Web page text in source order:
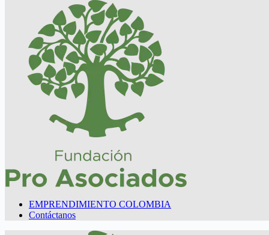
EMPRENDIMIENTO COLOMBIA
Contáctanos